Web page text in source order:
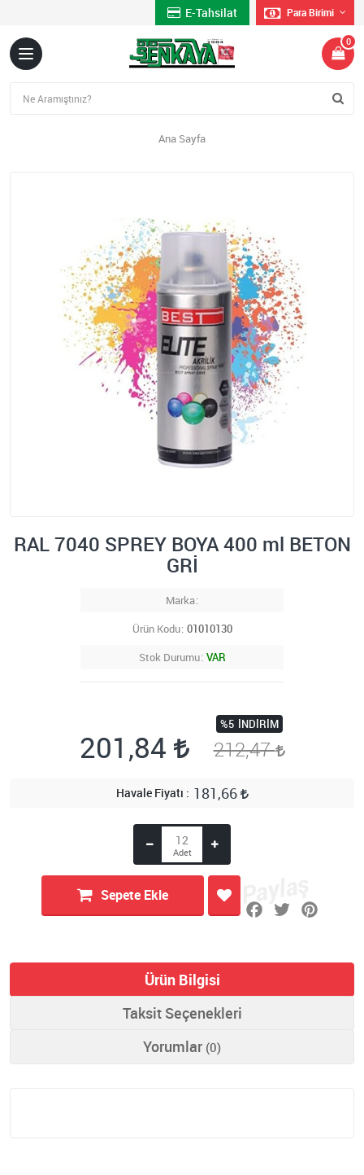
E-Tahsilat Para Birimi
0
Ana Sayfa
RAL 7040 SPREY BOYA 400 ml BETON
GRİ
Marka
Ürün Kodu 01010130
Stok Durumu VAR
201,84
%5 İNDIRIM
212,47
Havale Fiyatı 181,66
Sepete Ekle
Ürün Bilgisi
Taksit Seçenekleri
Yorumlar (0)